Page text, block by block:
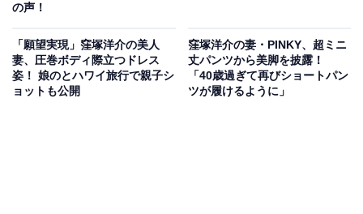
の声！
「願望実現」窪塚洋介の美人
妻、圧巻ボディ際立つドレス
姿！ 娘のとハワイ旅行で親子シ
ョットも公開
窪塚洋介の妻・PINKY、超ミニ
丈パンツから美脚を披露！
「40歳過ぎて再びショートパン
ツが履けるように」